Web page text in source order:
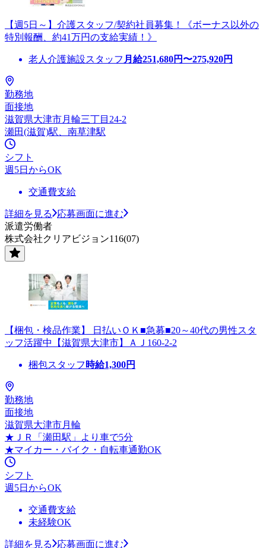
【週5日～】介護スタッフ/契約社員募集！《ボーナス以外の
特別報酬、約41万円の支給実績！》
老人介護施設スタッフ 月給251,680円〜275,920円
勤務地
面接地
滋賀県大津市月輪三丁目24-2
瀬田(滋賀)駅、南草津駅
シフト
週5日からOK
交通費支給
詳細を見る
応募画面に進む
派遣労働者
株式会社クリアビジョン116(07)
【梱包・検品作業】 日払いＯＫ■急募■20～40代の男性スタ
ッフ活躍中【滋賀県大津市】ＡＪ160-2-2
梱包スタッフ 時給1,300円
勤務地
面接地
滋賀県大津市月輪
★ＪＲ「瀬田駅」より車で5分
★マイカー・バイク・自転車通勤OK
シフト
週5日からOK
交通費支給
未経験OK
詳細を見る
応募画面に進む